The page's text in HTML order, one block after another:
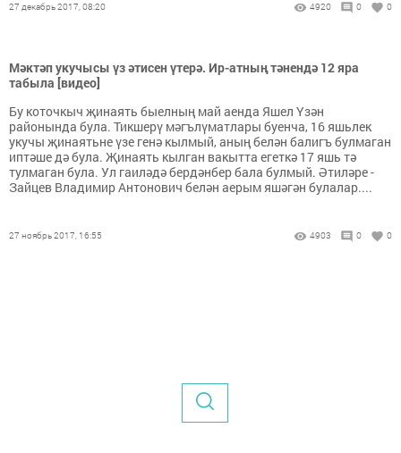
27 декабрь 2017, 08:20 4920 0 0
Мәктәп укучысы үз әтисен үтерә. Ир-атның тәнендә 12 яра
табыла [видео]
Бу коточкыч җинаять быелның май аенда Яшел Үзән
районында була. Тикшерү мәгълүматлары буенча, 16 яшьлек
укучы җинаятьне үзе генә кылмый, аның белән балигъ булмаган
иптәше дә була. Җинаять кылган вакытта егеткә 17 яшь тә
тулмаган була. Ул гаиләдә бердәнбер бала булмый. Әтиләре -
Зайцев Владимир Антонович белән аерым яшәгән булалар....
27 ноябрь 2017, 16:55 4903 0 0